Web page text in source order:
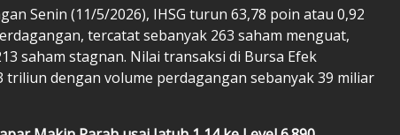
Senin (11/5/2026), IHSG turun 63,78 poin atau 0,92
tercatat sebanyak 263 saham menguat,
saham stagnan. Nilai transaksi di Bursa Efek
triliun dengan volume perdagangan sebanyak 39 miliar